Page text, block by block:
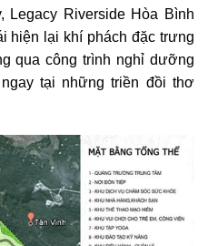
Riverside Hòa Bình
hiện lại khí phách đặc trưng
qua công trình nghỉ dưỡng
tại những triền đồi thơ